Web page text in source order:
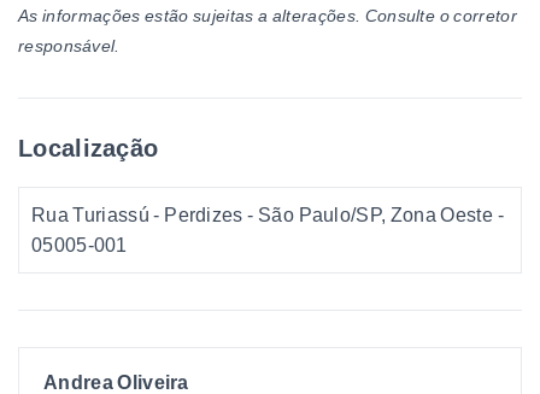
Andrea Oliveira
As informações estão sujeitas a alterações. Consulte o corretor
responsável.
Localização
Rua Turiassú - Perdizes - São Paulo/SP, Zona Oeste -
05005-001